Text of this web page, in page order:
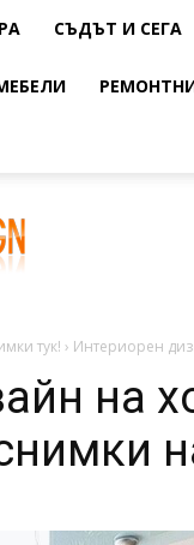
СЪДЪТ И СЕГА
тук! › Интериорен
на